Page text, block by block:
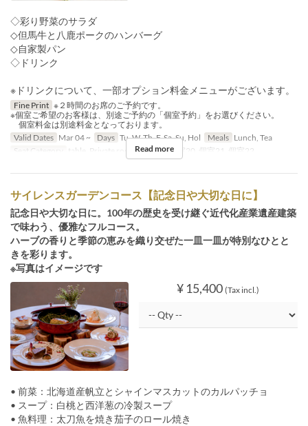
◇彩り野菜のサラダ
◇但馬牛と八鹿ポークのハンバーグ
◇自家製パン
◇ドリンク
※ドリンクについて、一部オプション料金メニューがございます。
Fine Print ※２時間のお席のご予約です。
※個室ご希望のお客様は、別途ご予約の「個室予約」をお選びください。
個室料金は別途料金となっております。
Valid Dates Mar 04 ~ Days Tu, W, Th, F, Sa, Su, Hol Meals Lunch, Tea
Seat Category
table, Private room, 個室19, 個室20, 個室21, 個室22
Read more
サイレンスガーデンコース【記念日や大切な日に】
記念日や大切な日に。100年の歴史を受け継ぐ近代化産業遺産建築
で味わう、優雅なフルコース。
ハーブの香りと季節の恵みを織り交ぜた一皿一皿が特別なひとと
きを彩ります。
※写真はイメージです
¥ 15,400 (Tax incl.)
• 前菜：北海道産帆立とシャインマスカットのカルパッチョ
• スープ：白桃と西洋葱の冷製スープ
• 魚料理：太刀魚を焼き茄子のロール焼き